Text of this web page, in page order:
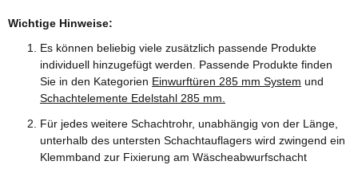
Wichtige Hinweise:
Es können beliebig viele zusätzlich passende Produkte
individuell hinzugefügt werden. Passende Produkte finden
Sie in den Kategorien Einwurftüren 285 mm System und
Schachtelemente Edelstahl 285 mm.
Für jedes weitere Schachtrohr, unabhängig von der Länge,
unterhalb des untersten Schachtauflagers wird zwingend ein
Klemmband zur Fixierung am Wäscheabwurfschacht